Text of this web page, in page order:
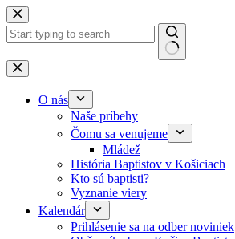
Skip to content
No results
O nás
Naše príbehy
Čomu sa venujeme
Mládež
História Baptistov v Košiciach
Kto sú baptisti?
Vyznanie viery
Kalendár
Prihlásenie sa na odber noviniek